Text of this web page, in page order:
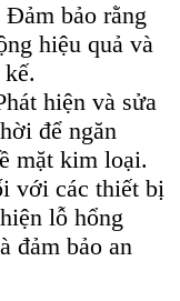
Đảm bảo rằng
hiệu quả và
hiện và sửa
để ngăn
mặt kim loại.
với các thiết bị
lỗ hổng
đảm bảo an